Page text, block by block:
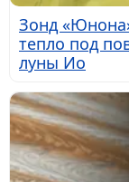
Зонд
тепло под
луны Ио